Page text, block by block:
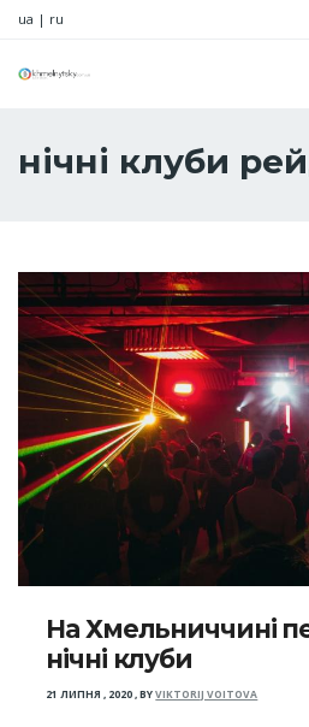
ua | ru
нічні клуби
На Хмельниччині
нічні клуби
21 ЛИПНЯ , 2020,BYVIKTORIJ VOITOVA